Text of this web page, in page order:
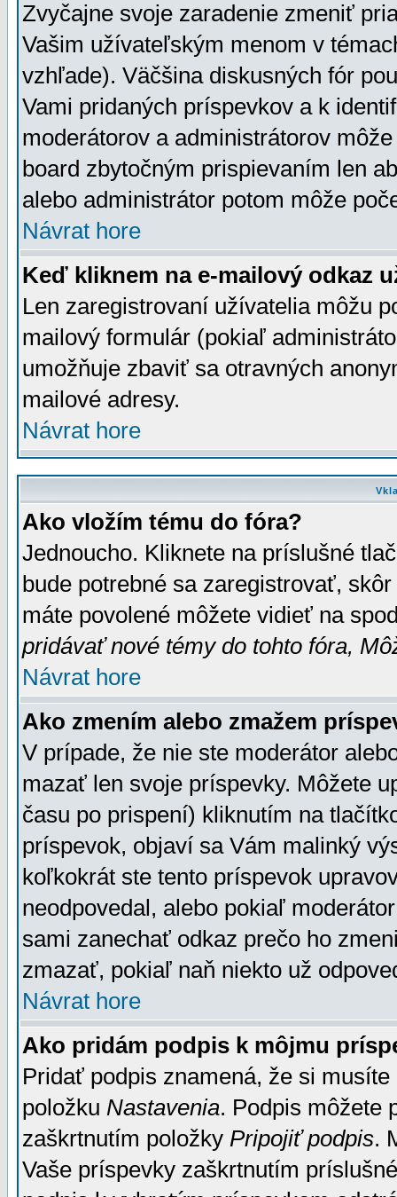
Zvyčajne svoje zaradenie zmeniť
Vašim užívateľským menom v
vzhľade). Väčšina diskusných fór
Vami pridaných príspevkov a k
moderátorov a administrátorov
board zbytočným prispievaním len
alebo administrátor potom môže
Návrat hore
Keď kliknem na e-mailový odkaz
Len zaregistrovaní užívatelia môžu
mailový formulár (pokiaľ
umožňuje zbaviť sa otravných
mailové adresy.
Návrat hore
Ako vložím tému do fóra?
Jednoucho. Kliknete na príslušné
bude potrebné sa zaregistrovať,
máte povolené môžete vidieť na
pridávať nové témy do tohto fóra,
Návrat hore
Ako zmením alebo zmažem
V prípade, že nie ste moderátor
mazať len svoje príspevky. Môžete
času po prispení) kliknutím na
príspevok, objaví sa Vám malinký
koľkokrát ste tento príspevok
neodpovedal, alebo pokiaľ
sami zanechať odkaz prečo ho
zmazať, pokiaľ naň niekto už
Návrat hore
Ako pridám podpis k môjmu
Pridať podpis znamená, že si
položku Nastavenia. Podpis môžete
zaškrtnutím položky Pripojiť podpis.
Vaše príspevky zaškrtnutím